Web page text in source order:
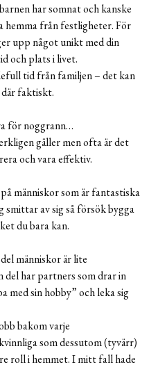
har somnat och kanske
hemma från festligheter. För
upp något unikt med din
och plats i livet.
tid från familjen – det kan
där faktiskt.
för noggrann…
gäller men ofta är det
och vara effektiv.
människor som är fantastiska
smittar av sig så försök bygga
du bara kan.
människor är lite
har partners som drar in
med sin hobby” och leka sig
bakom varje
som dessutom (tyvärr)
roll i hemmet. I mitt fall hade